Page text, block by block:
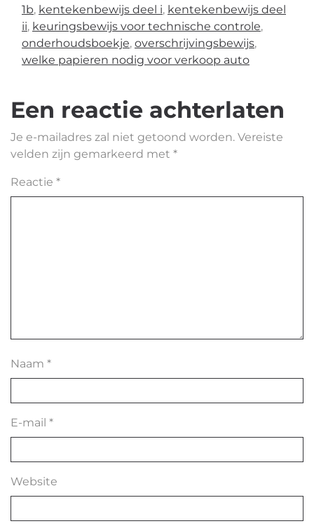
1b, kentekenbewijs deel i, kentekenbewijs deel
ii, keuringsbewijs voor technische controle,
onderhoudsboekje, overschrijvingsbewijs,
welke papieren nodig voor verkoop auto
Een reactie achterlaten
Je e-mailadres zal niet getoond worden. Vereiste
velden zijn gemarkeerd met *
Reactie *
Naam *
E-mail *
Website